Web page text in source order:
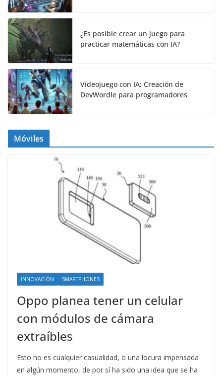
¿Es posible crear un juego para
practicar matemáticas con IA?
Videojuego con IA: Creación de
DevWordle para programadores
Móviles
INNOVACIÓN SMARTPHONES
Oppo planea tener un celular
con módulos de cámara
extraíbles
Esto no es cualquier casualidad, o una locura impensada
en algún momento, de por sí ha sido una idea que se ha